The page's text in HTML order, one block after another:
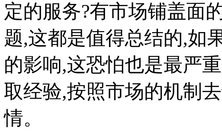
定的服务?有市场铺盖面
题,这都是值得总结的,如
的影响,这恐怕也是最严
取经验,按照市场的机制
情。